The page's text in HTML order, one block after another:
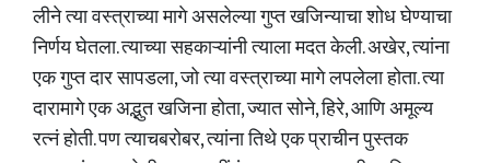
लीने त्या वस्त्राच्या मागे असलेल्या गुप्त खजिन्याचा शोध घेण्याचा
निर्णय घेतला. त्याच्या सहकाऱ्यांनी त्याला मदत केली. अखेर, त्यांना
एक गुप्त दार सापडला, जो त्या वस्त्राच्या मागे लपलेला होता. त्या
दारामागे एक अद्भुत खजिना होता, ज्यात सोने, हिरे, आणि अमूल्य
रत्नं होती. पण त्याचबरोबर, त्यांना तिथे एक प्राचीन पुस्तक